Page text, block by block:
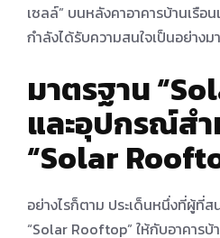
เซลล์” บนหลังคาอาคารบ้านเรือ
กําลังได้รับความสนใจเป็นอย่าง
มาตรฐาน
และอุปกรณ์สํา
“Solar
อย่างไรก็ตาม ประเด็นหนึ่งที่ผู้ที่
“Solar Rooftop” ให้กับอาคารบ้